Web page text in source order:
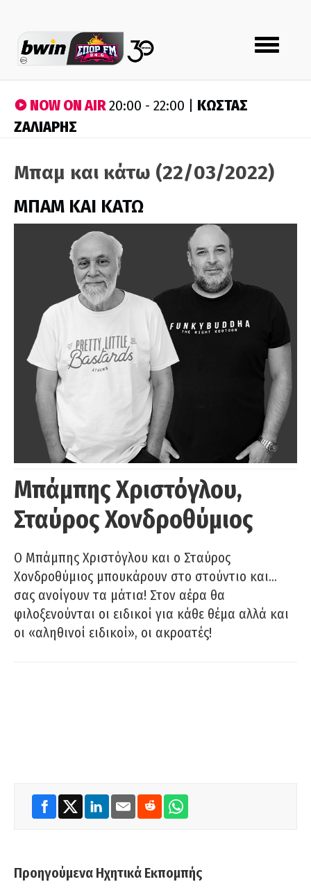
Toggle
navigation
NOW ON AIR20:00 - 22:00 | ΚΩΣΤΑΣ
ΖΑΛΙΑΡΗΣ
Μπαμ και κάτω (22/03/2022)
ΜΠΑΜ ΚΑΙ ΚΑΤΩ
Μπάμπης Χριστόγλου,
Σταύρος Χονδροθύμιος
O Μπάμπης Χριστόγλου και ο Σταύρος
Χονδροθύμιος μπουκάρουν στο στούντιο και…
σας ανοίγουν τα μάτια! Στον αέρα θα
φιλοξενούνται οι ειδικοί για κάθε θέμα αλλά και
οι «αληθινοί ειδικοί», οι ακροατές!
Προηγούμενα Ηχητικά Εκπομπής